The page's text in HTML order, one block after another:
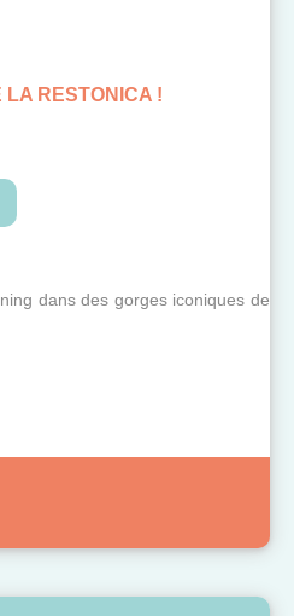
RESTONICA !
dans des gorges iconiques de